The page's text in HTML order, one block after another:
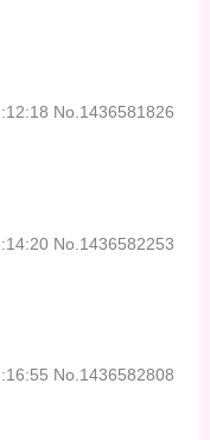
No.1436581826
No.1436582253
No.1436582808